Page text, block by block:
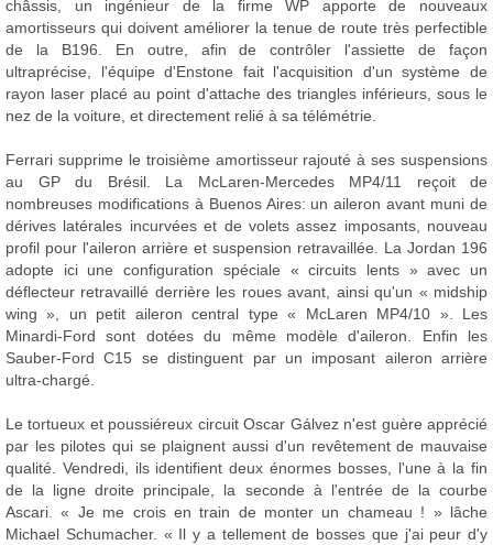
châssis, un ingénieur de la firme WP apporte de nouveaux
amortisseurs qui doivent améliorer la tenue de route très perfectible
de la B196. En outre, afin de contrôler l'assiette de façon
ultraprécise, l'équipe d'Enstone fait l'acquisition d'un système de
rayon laser placé au point d'attache des triangles inférieurs, sous le
nez de la voiture, et directement relié à sa télémétrie.
Ferrari supprime le troisième amortisseur rajouté à ses suspensions
au GP du Brésil. La McLaren-Mercedes MP4/11 reçoit de
nombreuses modifications à Buenos Aires: un aileron avant muni de
dérives latérales incurvées et de volets assez imposants, nouveau
profil pour l'aileron arrière et suspension retravaillée. La Jordan 196
adopte ici une configuration spéciale « circuits lents » avec un
déflecteur retravaillé derrière les roues avant, ainsi qu'un « midship
wing », un petit aileron central type « McLaren MP4/10 ». Les
Minardi-Ford sont dotées du même modèle d'aileron. Enfin les
Sauber-Ford C15 se distinguent par un imposant aileron arrière
ultra-chargé.
Le tortueux et poussiéreux circuit Oscar Gálvez n'est guère apprécié
par les pilotes qui se plaignent aussi d'un revêtement de mauvaise
qualité. Vendredi, ils identifient deux énormes bosses, l'une à la fin
de la ligne droite principale, la seconde à l'entrée de la courbe
Ascari. « Je me crois en train de monter un chameau ! » lâche
Michael Schumacher. « Il y a tellement de bosses que j'ai peur d'y